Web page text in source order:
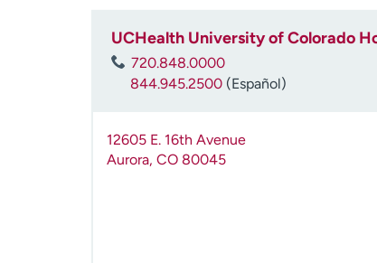
UCHealth University of Colorado
720.848.0000
844.945.2500 (Español)
12605 E. 16th Avenue
Aurora, CO 80045